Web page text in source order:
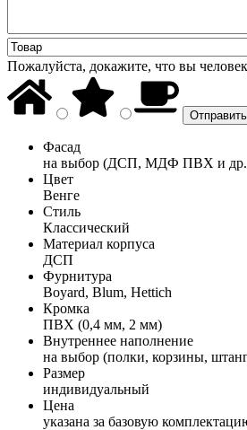
Пожалуйста, докажите, что вы
Фасад
на выбор (ДСП, МДФ ПВХ и
Цвет
Венге
Стиль
Классический
Материал корпуса
ДСП
Фурнитура
Boyard, Blum, Hettich
Кромка
ПВХ (0,4 мм, 2 мм)
Внутреннее наполнение
на выбор (полки, корзины,
Размер
индивидуальный
Цена
указана за базовую